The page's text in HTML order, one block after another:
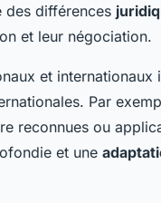
des différences
et leur négociation.
et internationaux
Par
reconnues ou
et une